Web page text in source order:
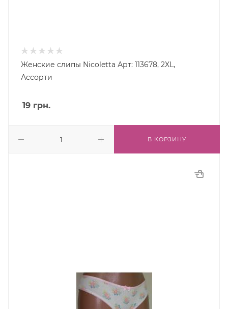
Женские слипы Nicoletta Арт: 113678, 2XL,
Ассорти
19 грн.
В КОРЗИНУ